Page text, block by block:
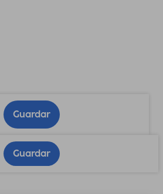
Guardar
Guardar